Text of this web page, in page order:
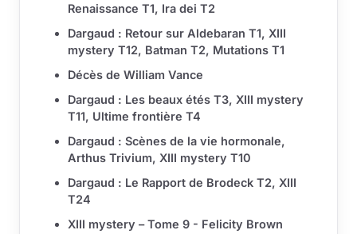
Renaissance T1, Ira dei T2
Dargaud : Retour sur Aldebaran T1, XIII
mystery T12, Batman T2, Mutations T1
Décès de William Vance
Dargaud : Les beaux étés T3, XIII mystery
T11, Ultime frontière T4
Dargaud : Scènes de la vie hormonale,
Arthus Trivium, XIII mystery T10
Dargaud : Le Rapport de Brodeck T2, XIII
T24
XIII mystery – Tome 9 - Felicity Brown